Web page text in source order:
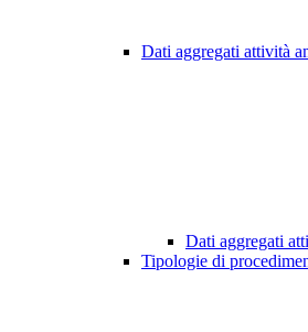
Dati aggregati attività
Dati aggregati
Tipologie di